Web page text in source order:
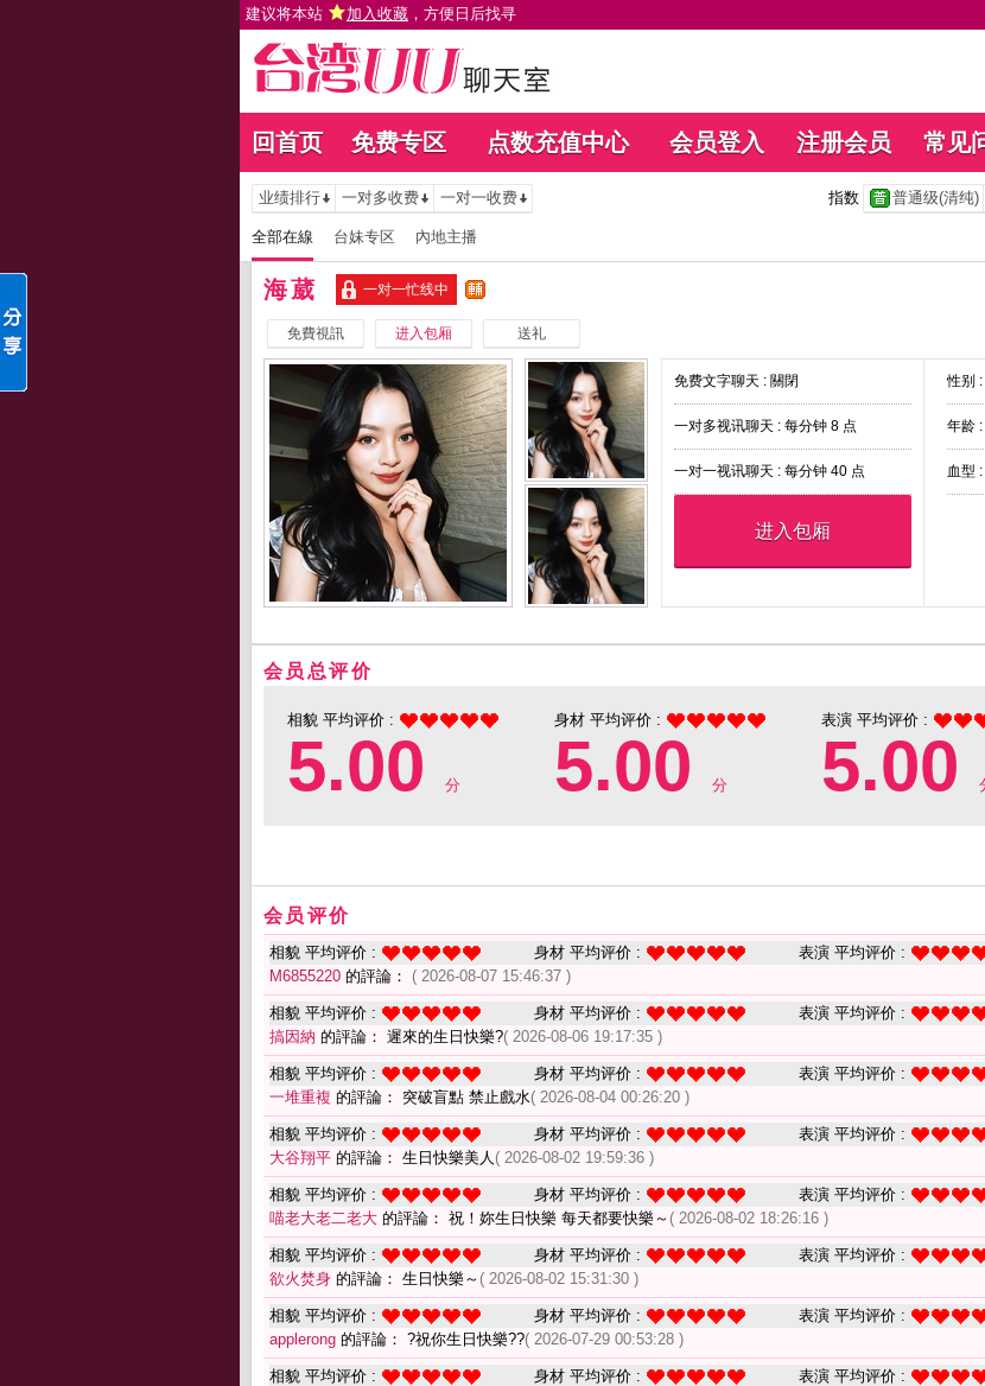
建议将本站 加入收藏 ，方便日后找寻
回首页 免费专区 点数充值中心 会员登入 注册会员 常见
业绩排行 一对多收费 一对一收费 指数 普通级(清纯)
全部在線 台妹专区 內地主播
海葳 一对一忙线中
免費視訊 进入包厢 送礼
免费文字聊天 : 關閉
一对多视讯聊天 : 每分钟 8 点
一对一视讯聊天 : 每分钟 40 点
进入包厢
性别
年龄
血型
会员总评价
相貌 平均评价 :
5.00 分
身材 平均评价 :
5.00 分
表演 平均评价 :
5.00
会员评价
相貌 平均评价 : 身材 平均评价 : 表演 平均评价 :
M6855220 的評論： ( 2026-08-07 15:46:37 )
相貌 平均评价 : 身材 平均评价 : 表演 平均评价 :
搞因納 的評論： 遲來的生日快樂?( 2026-08-06 19:17:35 )
相貌 平均评价 : 身材 平均评价 : 表演 平均评价 :
一堆重複 的評論： 突破盲點 禁止戲水( 2026-08-04 00:26:20 )
相貌 平均评价 : 身材 平均评价 : 表演 平均评价 :
大谷翔平 的評論： 生日快樂美人 ( 2026-08-02 19:59:36 )
相貌 平均评价 : 身材 平均评价 : 表演 平均评价 :
喵老大老二老大 的評論： 祝！妳生日快樂 每天都要快樂～ ( 2026-08-02 18:26:16 )
相貌 平均评价 : 身材 平均评价 : 表演 平均评价 :
欲火焚身 的評論： 生日快樂～ ( 2026-08-02 15:31:30 )
相貌 平均评价 : 身材 平均评价 : 表演 平均评价 :
applerong 的評論： ?祝你生日快樂??( 2026-07-29 00:53:28 )
相貌 平均评价 : 身材 平均评价 : 表演 平均评价 :